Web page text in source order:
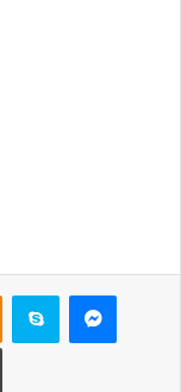
Одноклассники
Skype
Печатать